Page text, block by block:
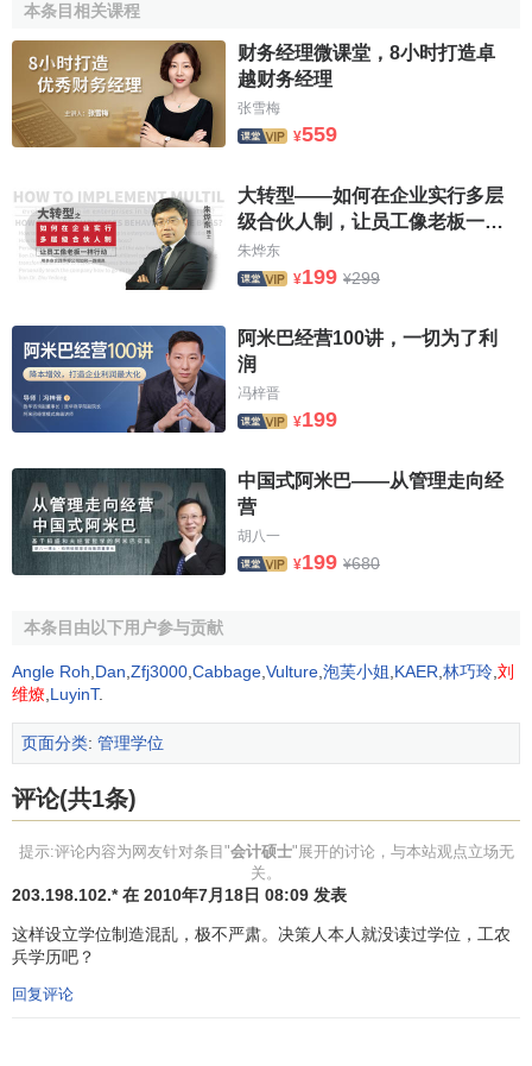
会计硕士的研究方向
各试点院校会计硕士设置的专业培养方向各不相同，主
（CPA）、成本管理与实务、舞弊审计与法务会计，等等。
会计硕士的课程设置
向课）等。其中，公共课包括社会主义市场经济理论与实
践、英语、管理经济学等；必修课包括
实务、高级
财务管理理论与实务、高级审计理论与实务、高
级管理会计理论与实务、商业伦理
计准则专题、政府与非营利组织会计、财务报表分析 、
业绩
评价与激励机制、 国际审计准则
内部控制理论与实务等；选修课包括数量分析方法，
与金融工具 ， 市场营销管理，企业并购，技术经济与管
法 ，等等。
会计硕士学习年限与培养方式
会计硕士（MPAcc）学制一般为2.5－4年，实行
制，采取非全日制（即半脱产和在职学习）方式在职培养，
攻读学位期间在校学习累计时间不少于半年时间，主要学习
时间在周末或晚上。
在保证质量的前提下，各试点院校可能将采取灵活、多
样的多种培养方式。鼓励案例教学方法，开展学生课堂讨
论，结合非课堂教学方式，注重理论联系实际，强调培养学
生分析和解决实际问题的能力。
本条目相关课程
财务经理微课堂，8小时打造卓
越财务经理
张雪梅
¥559
大转型——如何在企业实行多层
级合伙人制，让员工像老板一样
行动
朱烨东
¥199 ¥299
阿米巴经营100讲，一切为了利
润
冯梓晋
¥199
中国式阿米巴——从管理走向经
营
胡八一
¥199 ¥680
本条目由以下用户参与贡献
Angle Roh Dan Zfj3000 Cabbage Vulture 泡芙小姐 KAER 林巧玲 刘
维燎 LuyinT.
页面分类: 管理学位
评论(共1条)
提示:评论内容为网友针对条目"会计硕士"展开的讨论，与本站观点立场无
关。
203.198.102.* 在 2010年7月18日 08:09 发表
这样设立学位制造混乱，极不严肃。决策人本人就没读过学位，工农
兵学历吧？
回复评论